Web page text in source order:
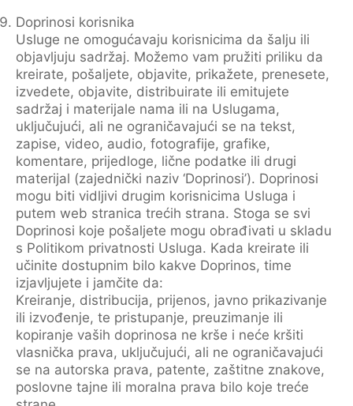
Doprinosi korisnika
Usluge ne omogućavaju korisnicima da šalju ili
objavljuju sadržaj. Možemo vam pružiti priliku da
kreirate, pošaljete, objavite, prikažete, prenesete,
izvedete, objavite, distribuirate ili emitujete
sadržaj i materijale nama ili na Uslugama,
uključujući, ali ne ograničavajući se na tekst,
zapise, video, audio, fotografije, grafike,
komentare, prijedloge, lične podatke ili drugi
materijal (zajednički naziv ‘Doprinosi’). Doprinosi
mogu biti vidljivi drugim korisnicima Usluga i
putem web stranica trećih strana. Stoga se svi
Doprinosi koje pošaljete mogu obrađivati u skladu
s Politikom privatnosti Usluga. Kada kreirate ili
učinite dostupnim bilo kakve Doprinos, time
izjavljujete i jamčite da:
Kreiranje, distribucija, prijenos, javno prikazivanje
ili izvođenje, te pristupanje, preuzimanje ili
kopiranje vaših doprinosa ne krše i neće kršiti
vlasnička prava, uključujući, ali ne ograničavajući
se na autorska prava, patente, zaštitne znakove,
poslovne tajne ili moralna prava bilo koje treće